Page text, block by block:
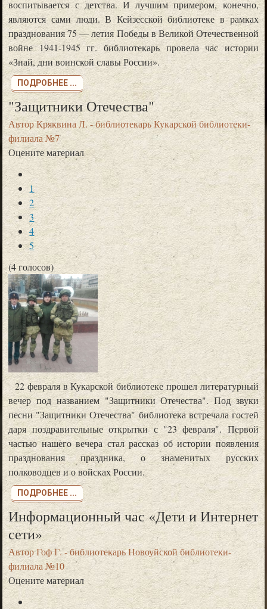
воспитывается с детства. И лучшим примером, конечно,
являются сами люди. В Кейзесской библиотеке в рамках
празднования 75 — летия Победы в Великой Отечественной
войне 1941-1945 гг. библиотекарь провела час истории
«Знай, дни воинской славы России».
ПОДРОБНЕЕ ...
"Защитники Отечества"
АвторКряквина Л. - библиотекарь Кукарской библиотеки-
филиала №7
Оцените материал
1
2
3
4
5
(4 голосов)
22 февраля в Кукарской библиотеке прошел литературный
вечер под названием "Защитники Отечества". Под звуки
песни "Защитники Отечества" библиотека встречала гостей
даря поздравительные открытки с "23 февраля". Первой
частью нашего вечера стал рассказ об истории появления
празднования праздника, о знаменитых русских
полководцев и о войсках России.
ПОДРОБНЕЕ ...
Информационный час «Дети и Интернет
сети»
АвторГоф Г. - библиотекарь Новоуйской библиотеки-
филиала №10
Оцените материал